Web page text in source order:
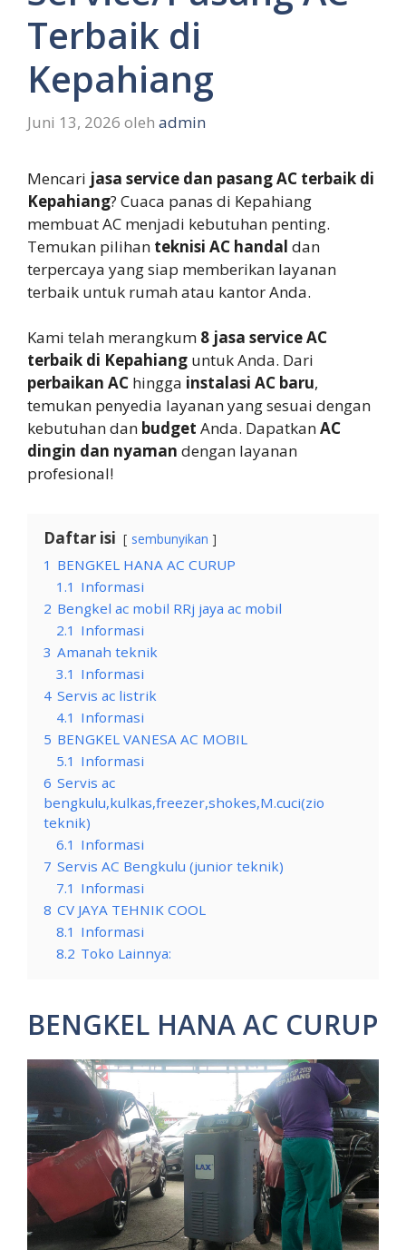
Terbaik di
Kepahiang
Juni 13, 2026 oleh admin
Mencari jasa service dan pasang AC terbaik di
Kepahiang? Cuaca panas di Kepahiang
membuat AC menjadi kebutuhan penting.
Temukan pilihan teknisi AC handal dan
terpercaya yang siap memberikan layanan
terbaik untuk rumah atau kantor Anda.
Kami telah merangkum 8 jasa service AC
terbaik di Kepahiang untuk Anda. Dari
perbaikan AC hingga instalasi AC baru,
temukan penyedia layanan yang sesuai dengan
kebutuhan dan budget Anda. DapatkanAC
dingin dan nyaman dengan layanan
profesional!
Daftar isi sembunyikan
1 BENGKEL HANA AC CURUP
1.1 Informasi
2 Bengkel ac mobil RRj jaya ac mobil
2.1 Informasi
3 Amanah teknik
3.1 Informasi
4 Servis ac listrik
4.1 Informasi
5 BENGKEL VANESA AC MOBIL
5.1 Informasi
6 Servis ac
bengkulu,kulkas,freezer,shokes,M.cuci(zio
teknik)
6.1 Informasi
7 Servis AC Bengkulu (junior teknik)
7.1 Informasi
8 CV JAYA TEHNIK COOL
8.1 Informasi
8.2 Toko Lainnya:
BENGKEL HANA AC CURUP